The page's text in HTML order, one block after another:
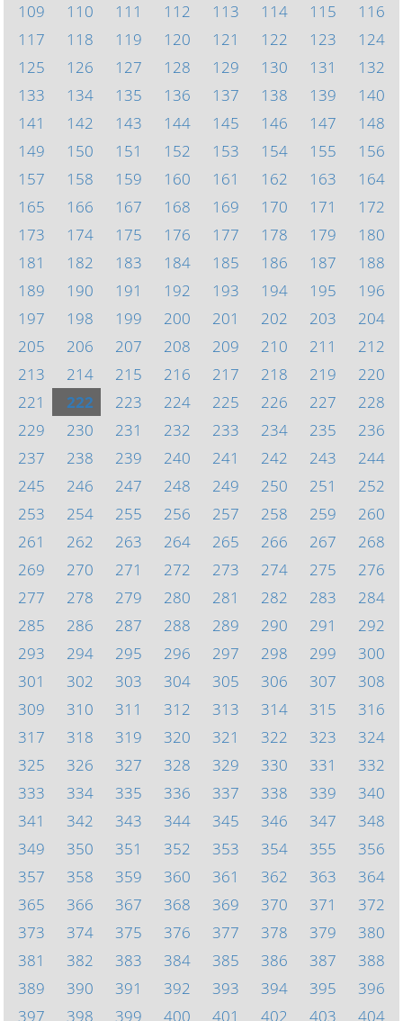
109
110 111 112 113 114 115
116
117
118 119 120 121 122 123
124
125
126 127 128 129 130 131
132
133
134 135 136 137 138 139
140
141
142 143 144 145 146 147
148
149
150 151 152 153 154 155
156
157
158 159 160 161 162 163
164
165
166 167 168 169 170 171
172
173
174 175 176 177 178 179
180
181
182 183 184 185 186 187
188
189
190 191 192 193 194 195
196
197
198 199 200 201 202 203
204
205
206 207 208 209 210 211
212
213
214 215 216 217 218 219
220
221
222 223 224 225 226 227
228
229
230 231 232 233 234 235
236
237
238 239 240 241 242 243
244
245
246 247 248 249 250 251
252
253
254 255 256 257 258 259
260
261
262 263 264 265 266 267
268
269
270 271 272 273 274 275
276
277
278 279 280 281 282 283
284
285
286 287 288 289 290 291
292
293
294 295 296 297 298 299
300
301
302 303 304 305 306 307
308
309
310 311 312 313 314 315
316
317
318 319 320 321 322 323
324
325
326 327 328 329 330 331
332
333
334 335 336 337 338 339
340
341
342 343 344 345 346 347
348
349
350 351 352 353 354 355
356
357
358 359 360 361 362 363
364
365
366 367 368 369 370 371
372
373
374 375 376 377 378 379
380
381
382 383 384 385 386 387
388
389
390 391 392 393 394 395
396
397
398 399 400 401 402 403 404